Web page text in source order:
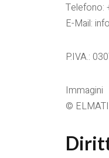
Telefono:
E-Mail:
P.IVA.:
Immagini
©